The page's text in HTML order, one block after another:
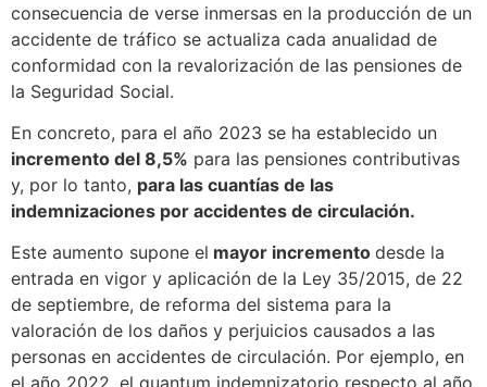
consecuencia de verse inmersas en la producción de un
accidente de tráfico se actualiza cada anualidad de
conformidad con la revalorización de las pensiones de
la Seguridad Social.
En concreto, para el año 2023 se ha establecido un
incremento del 8,5% para las pensiones contributivas
y, por lo tanto, para las cuantías de las
indemnizaciones por accidentes de circulación.
Este aumento supone el mayor incremento desde la
entrada en vigor y aplicación de la Ley 35/2015, de 22
de septiembre, de reforma del sistema para la
valoración de los daños y perjuicios causados a las
personas en accidentes de circulación. Por ejemplo, en